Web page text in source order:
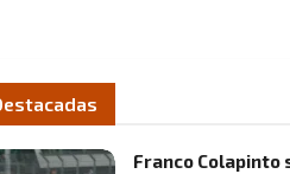
Franco Colapinto